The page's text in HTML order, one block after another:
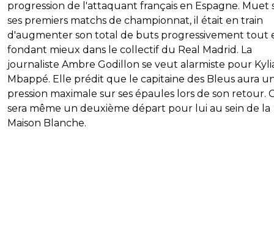
progression de l'attaquant français en Espagne. Muet
ses premiers matchs de championnat, il était en train
d'augmenter son total de buts progressivement tout
fondant mieux dans le collectif du Real Madrid. La
journaliste Ambre Godillon se veut alarmiste pour
Mbappé. Elle prédit que le capitaine des Bleus aura
pression maximale sur ses épaules lors de son retour.
sera même un deuxième départ pour lui au sein de la
Maison Blanche.